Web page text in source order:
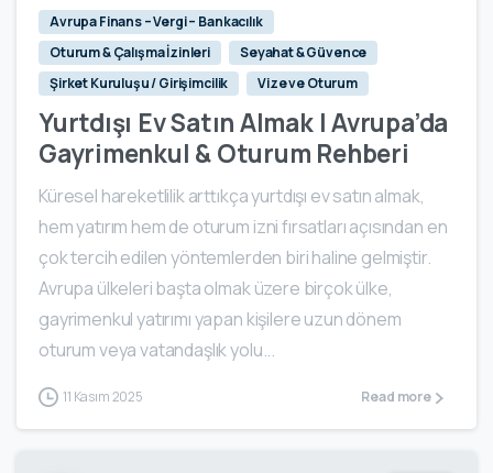
Avrupa Finans – Vergi – Bankacılık
Oturum & Çalışma İzinleri
Seyahat & Güvence
Şirket Kuruluşu / Girişimcilik
Vize ve Oturum
Yurtdışı Ev Satın Almak | Avrupa’da
Gayrimenkul & Oturum Rehberi
Küresel hareketlilik arttıkça yurtdışı ev satın almak,
hem yatırım hem de oturum izni fırsatları açısından en
çok tercih edilen yöntemlerden biri haline gelmiştir.
Avrupa ülkeleri başta olmak üzere birçok ülke,
gayrimenkul yatırımı yapan kişilere uzun dönem
oturum veya vatandaşlık yolu...
11 Kasım 2025 Read more